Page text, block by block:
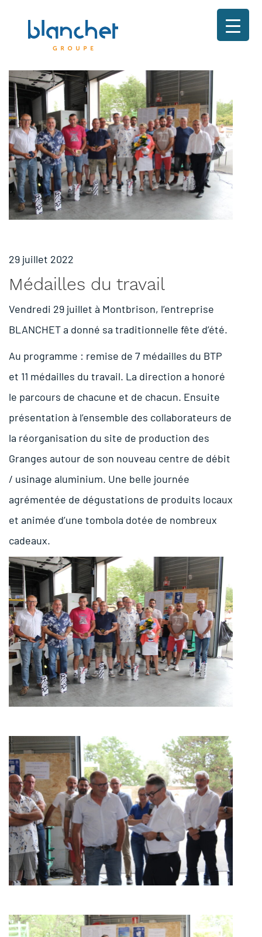
29 juillet 2022
Médailles du travail
Vendredi 29 juillet à Montbrison, l’entreprise
BLANCHET a donné sa traditionnelle fête d’été.
Au programme : remise de 7 médailles du BTP
et 11 médailles du travail. La direction a honoré
le parcours de chacune et de chacun. Ensuite
présentation à l’ensemble des collaborateurs de
la réorganisation du site de production des
Granges autour de son nouveau centre de débit
/ usinage aluminium. Une belle journée
agrémentée de dégustations de produits locaux
et animée d’une tombola dotée de nombreux
cadeaux.